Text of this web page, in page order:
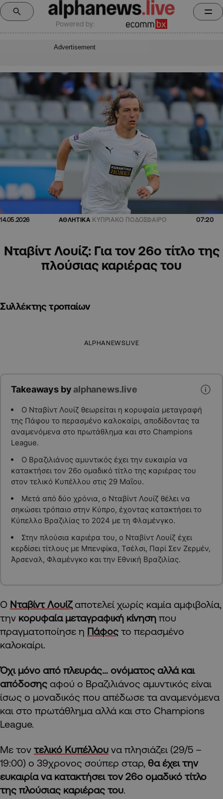
Powered by:
Advertisement
14.05.2026 ΑΘΛΗΤΙΚΑ ΚΥΠΡΙΑΚΟ ΠΟΔΟΣΦΑΙΡΟ 07:20
Νταβίντ Λουίζ: Για τον 26ο τίτλο της
πλούσιας καριέρας του
Συλλέκτης τροπαίων
ALPHANEWSLIVE
Takeaways byalphanews.live
Ο Νταβίντ Λουίζ θεωρείται η κορυφαία μεταγραφή
της Πάφου το περασμένο καλοκαίρι, αποδίδοντας τα
αναμενόμενα στο πρωτάθλημα και στο Champions
League.
Ο Βραζιλιάνος αμυντικός έχει την ευκαιρία να
κατακτήσει τον 26ο ομαδικό τίτλο της καριέρας του
στον τελικό Κυπέλλου στις 29 Μαΐου.
Μετά από δύο χρόνια, ο Νταβίντ Λουίζ θέλει να
σηκώσει τρόπαιο στην Κύπρο, έχοντας κατακτήσει το
Κύπελλο Βραζιλίας το 2024 με τη Φλαμένγκο.
Στην πλούσια καριέρα του, ο Νταβίντ Λουίζ έχει
κερδίσει τίτλους με Μπενφίκα, Τσέλσι, Παρί Σεν Ζερμέν,
Άρσεναλ, Φλαμένγκο και την Εθνική Βραζιλίας.
Ο Νταβίντ Λουίζαποτελεί χωρίς καμία αμφιβολία,
την κορυφαία μεταγραφική κίνηση που
πραγματοποίησε η Πάφος το περασμένο
καλοκαίρι.
Όχι μόνο από πλευράς… ονόματος αλλά και
απόδοσης αφού ο Βραζιλιάνος αμυντικός είναι
ίσως ο μοναδικός που απέδωσε τα αναμενόμενα
και στο πρωτάθλημα αλλά και στο Champions
League.
Με τον τελικό Κυπέλλου να πλησιάζει (29/5 –
19:00) ο 39χρονος σούπερ σταρ, θα έχει την
ευκαιρία να κατακτήσει τον 26ο ομαδικό τίτλο
της πλούσιας καριέρας του.